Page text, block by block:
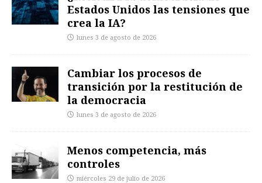
Estados Unidos las tensiones que
crea la IA?
lunes 3 de agosto de 2026
Cambiar los procesos de
transición por la restitución de
la democracia
lunes 3 de agosto de 2026
Menos competencia, más
controles
miércoles 29 de julio de 2026